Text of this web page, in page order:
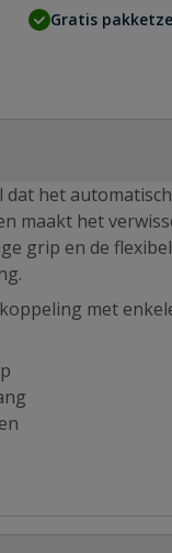
Gratis
het
het
grip en de
met